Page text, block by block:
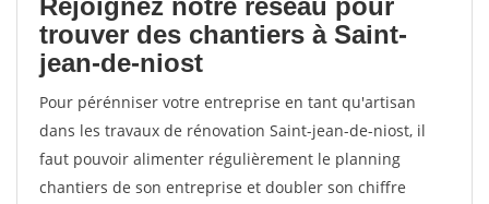
Rejoignez notre réseau pour
trouver des chantiers à Saint-
jean-de-niost
Pour pérénniser votre entreprise en tant qu'artisan
dans les travaux de rénovation Saint-jean-de-niost, il
faut pouvoir alimenter régulièrement le planning
chantiers de son entreprise et doubler son chiffre